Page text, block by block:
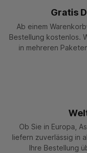
Gratis
Ab einem
Bestellung kostenlos.
in mehreren
Ob Sie in Europa,
liefern zuverlässig in
Ihre Bestellung